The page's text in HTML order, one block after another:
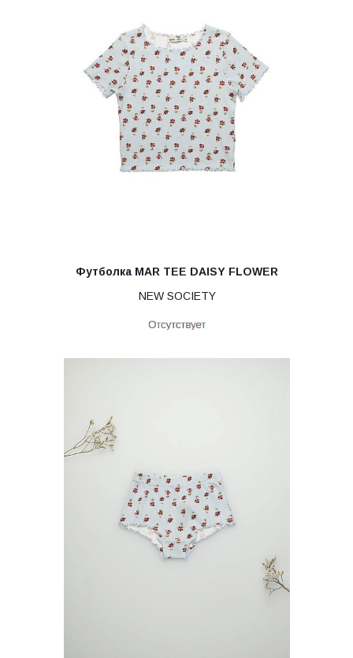
Футболка MAR TEE DAISY FLOWER
NEW SOCIETY